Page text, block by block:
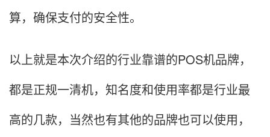
算，确保支付的安全性。
以上就是本次介绍的行业靠谱的POS机品牌，
都是正规一清机，知名度和使用率都是行业最
高的几款，当然也有其他的品牌也可以使用，